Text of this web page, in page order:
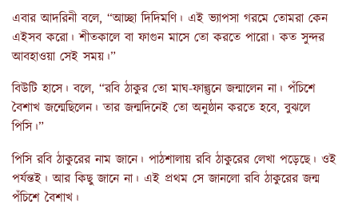
এবার আদরিনী বলে, “আচ্ছা দিদিমণি। এই ভ্যাপসা গরমে তোমরা কেন
এইসব করো। শীতকালে বা ফাগুন মাসে তো করতে পারো। কত সুন্দর
আবহাওয়া সেই সময়।”
বিউটি হাসে। বলে, “রবি ঠাকুর তো মাঘ-ফাল্গুনে জন্মালেন না। পঁচিশে
বৈশাখ জন্মেছিলেন। তার জন্মদিনেই তো অনুষ্ঠান করতে হবে, বুঝলে
পিসি।”
পিসি রবি ঠাকুরের নাম জানে। পাঠশালায় রবি ঠাকুরের লেখা পড়েছে। ওই
পর্যন্তই। আর কিছু জানে না। এই প্রথম সে জানলো রবি ঠাকুরের জন্ম
পঁচিশে বৈশাখ।